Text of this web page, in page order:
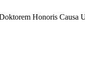
Honoris Causa